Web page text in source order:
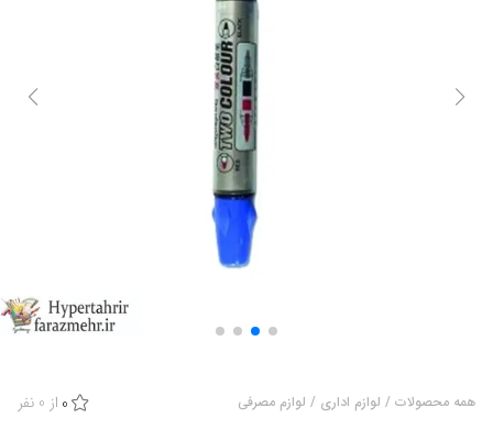
همه محصولات / لوازم اداری / لوازم مصرفی 0 از 0 نفر